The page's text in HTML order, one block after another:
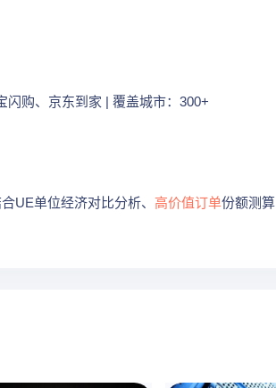
闪购、京东到家 | 覆盖城市：300+
UE单位经济对比分析、 高价值订单份额测算